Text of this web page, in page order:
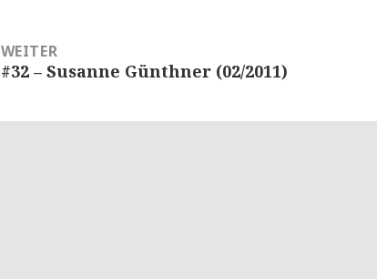
WEITER
Nächster
#32 – Susanne Günthner (02/2011)